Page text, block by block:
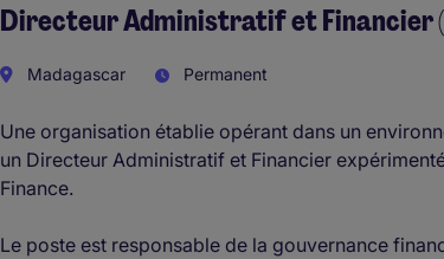
Directeur Administratif et Financier
Madagascar Permanent
Une organisation établie opérant dans un
un Directeur Administratif et Financier
Finance.
Le poste est responsable de la gouvernance